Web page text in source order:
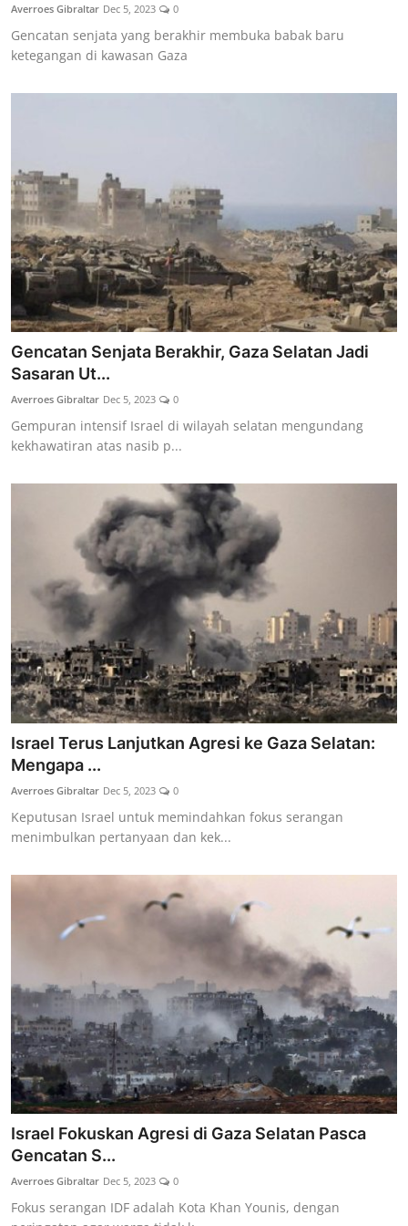
Averroes Gibraltar Dec 5, 2023 0
Gencatan senjata yang berakhir membuka babak baru
ketegangan di kawasan Gaza
Gencatan Senjata Berakhir, Gaza Selatan Jadi
Sasaran Ut...
Averroes Gibraltar Dec 5, 2023 0
Gempuran intensif Israel di wilayah selatan mengundang
kekhawatiran atas nasib p...
Israel Terus Lanjutkan Agresi ke Gaza Selatan:
Mengapa ...
Averroes Gibraltar Dec 5, 2023 0
Keputusan Israel untuk memindahkan fokus serangan
menimbulkan pertanyaan dan kek...
Israel Fokuskan Agresi di Gaza Selatan Pasca
Gencatan S...
Averroes Gibraltar Dec 5, 2023 0
Fokus serangan IDF adalah Kota Khan Younis, dengan